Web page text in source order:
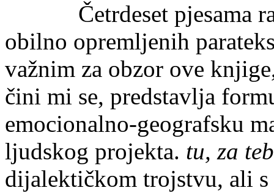
Četrdeset pjesama
obilno opremljenih
važnim za obzor ove
čini mi se, predstavlja
emocionalno-geografsku
ljudskog projekta. tu, za
dijalektičkom trojstvu, ali